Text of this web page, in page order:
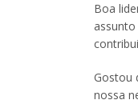
Boa
Gostou
nossa